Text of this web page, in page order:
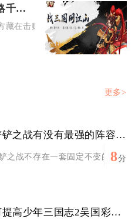
吞食天地2曹操传攻略千金方藏在什么地方
藏在击败马腾后，山洞外郭嘉房
更多>
金铲铲之战有没有最强的阵容推荐
之战不存在一套固定不变的最强
8分
如何提高少年三国志2吴国彩金阵容的战斗力